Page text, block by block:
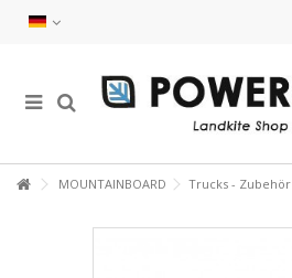
MOUNTAINBOARD Trucks - Zubehör